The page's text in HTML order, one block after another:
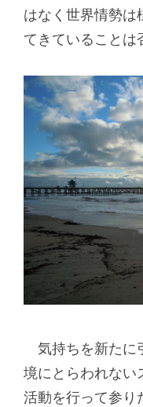
はなく世界情勢は
てきていることは
気持ちを新たに
境にとらわれない
活動を行って参り